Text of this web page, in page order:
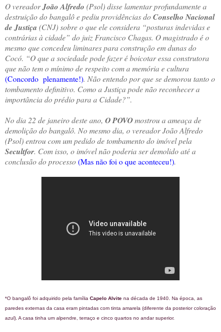
O vereadorJoão Alfredo (Psol) disse lamentar profundamente a
destruição do bangalô e pediu providências doConselho Nacional
de Justiça (CNJ) sobre o que ele considera “posturas indevidas e
contrárias à cidade” do juiz Francisco Chagas. O magistrado é o
mesmo que concedeu liminares para construção em dunas do
Cocó. “O que a sociedade pode fazer é boicotar essa construtora
que não tem o mínimo de respeito com a memória e cultura
(Concordo plenamente!). Não entendo por que se demorou tanto o
tombamento definitivo. Como a Justiça pode não reconhecer a
importância do prédio para a Cidade?”.
No dia 22 de janeiro deste ano, O POVOmostrou a ameaça de
demolição do bangalô. No mesmo dia, o vereador João Alfredo
(Psol) entrou com um pedido de tombamento do imóvel pela
Secultfor. Com isso, o imóvel não poderia ser demolido até a
conclusão do processo(Mas não foi o que aconteceu!).
*O bangalô foi adquirido pela família Capelo Alvite na década de 1940. Na época, as
paredes externas da casa eram pintadas com tinta amarela (diferente da posterior coloração
azul). A casa tinha um alpendre, terraço e cinco quartos no andar superior.